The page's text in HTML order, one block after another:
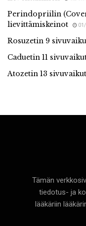
Perindopriilin
lievittämiskeinot
Rosuzetin 9
Caduetin 11
Atozetin 13
Tämän
tiedotus- ja
lääkäriin